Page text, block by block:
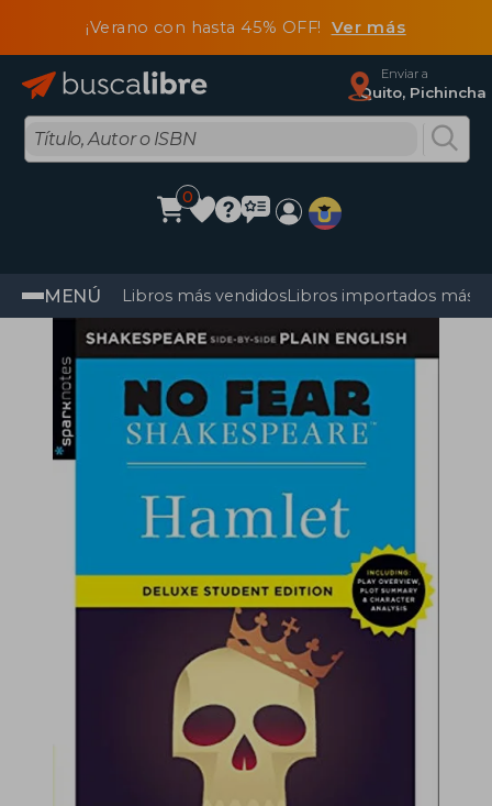
¡Verano con hasta 45% OFF! Ver más
Enviar a
Quito, Pichincha
0
MENÚ Libros más vendidosLibros importados más